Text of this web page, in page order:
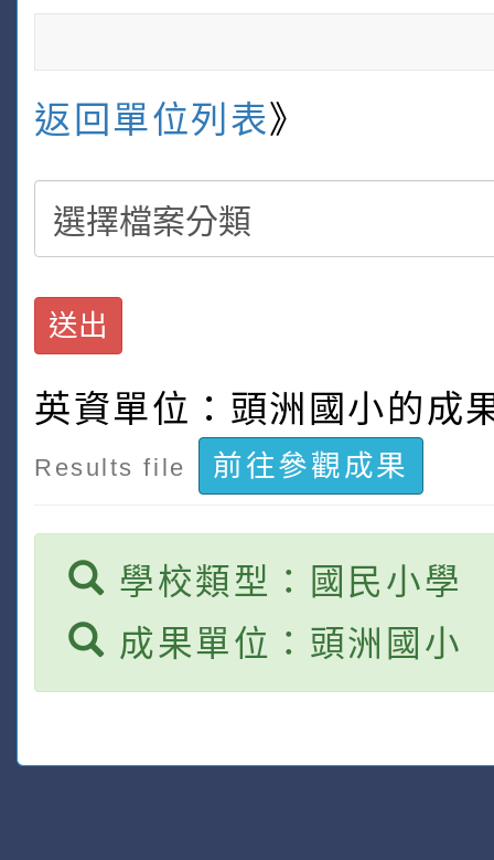
返回單位列表》
送出
英資單位：頭洲國小的成
Results file 前往參觀成果
學校類型：國民小學
成果單位：頭洲國小